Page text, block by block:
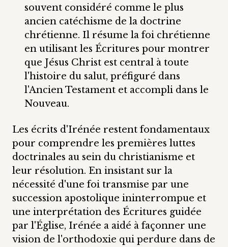
souvent considéré comme le plus
ancien catéchisme de la doctrine
chrétienne. Il résume la foi chrétienne
en utilisant les Écritures pour montrer
que Jésus Christ est central à toute
l'histoire du salut, préfiguré dans
l'Ancien Testament et accompli dans le
Nouveau.
Les écrits d'Irénée restent fondamentaux
pour comprendre les premières luttes
doctrinales au sein du christianisme et
leur résolution. En insistant sur la
nécessité d'une foi transmise par une
succession apostolique ininterrompue et
une interprétation des Écritures guidée
par l'Église, Irénée a aidé à façonner une
vision de l'orthodoxie qui perdure dans de